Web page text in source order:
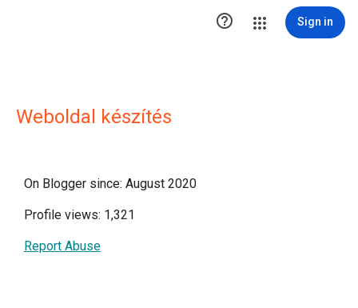
 Sign in
Weboldal készítés
On Blogger since: August 2020
Profile views: 1,321
Report Abuse